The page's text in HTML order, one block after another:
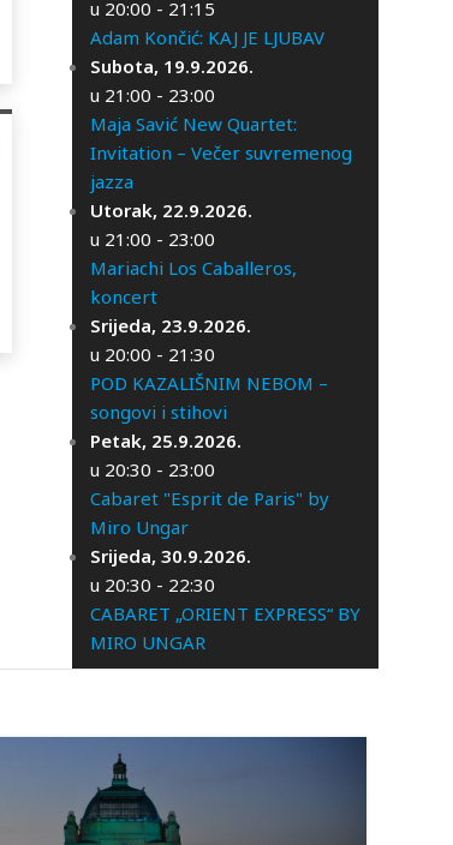
u 20:00 - 21:15
Adam Končić: KAJ JE LJUBAV
Subota, 19.9.2026.
u 21:00 - 23:00
Maja Savić New Quartet:
Invitation – Večer suvremenog
jazza
Utorak, 22.9.2026.
u 21:00 - 23:00
Mariachi Los Caballeros,
koncert
Srijeda, 23.9.2026.
u 20:00 - 21:30
POD KAZALIŠNIM NEBOM –
songovi i stihovi
Petak, 25.9.2026.
u 20:30 - 23:00
Cabaret "Esprit de Paris" by
Miro Ungar
Srijeda, 30.9.2026.
u 20:30 - 22:30
CABARET „ORIENT EXPRESS“ BY
MIRO UNGAR